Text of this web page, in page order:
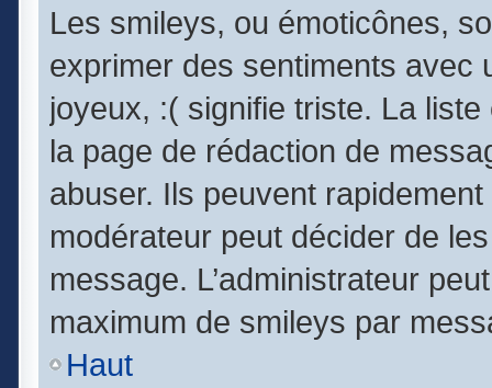
Les smileys, ou émoticônes,
exprimer des sentiments avec
joyeux, :( signifie triste. La
la page de rédaction de
abuser. Ils peuvent
modérateur peut décider de
message. L’administrateur
maximum de smileys par
Haut